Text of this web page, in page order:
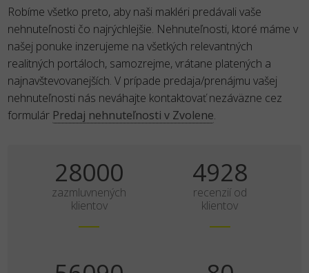
Robíme všetko preto, aby naši makléri predávali vaše
nehnuteľnosti čo najrýchlejšie. Nehnuteľnosti, ktoré máme v
našej ponuke inzerujeme na všetkých relevantných
realitných portáloch, samozrejme, vrátane platených a
najnavštevovanejších. V prípade predaja/prenájmu vašej
nehnuteľnosti nás neváhajte kontaktovať nezáväzne cez
formulár Predaj nehnuteľnosti v Zvolene.
35000
zazmluvnených
klientov
6160
recenzií od
klientov